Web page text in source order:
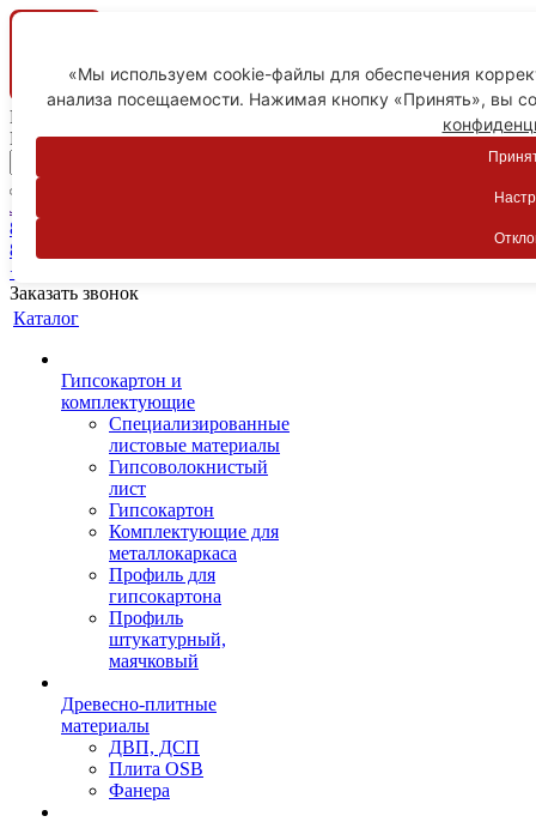
Ваш город
Пятигорск
Личный кабинет
8-800-775-59-89
8-800-775-59-89
+7 918 754-83-77
Заказать звонок
Каталог
Гипсокартон и
комплектующие
Специализированные
листовые материалы
Гипсоволокнистый
лист
Гипсокартон
Комплектующие для
металлокаркаса
Профиль для
гипсокартона
Профиль
штукатурный,
маячковый
Древесно-плитные
материалы
ДВП, ДСП
Плита OSB
Фанера
«Мы используем cookie-файлы для обеспечения
анализа посещаемости. Нажимая кнопку «Принять», вы